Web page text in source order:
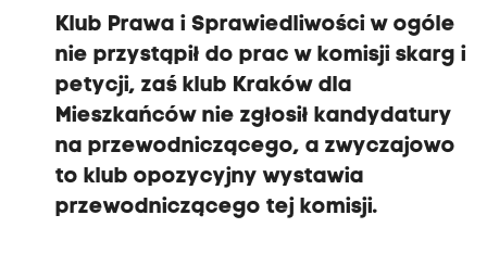
Klub Prawa i Sprawiedliwości w ogóle
nie przystąpił do prac w komisji skarg i
petycji, zaś klub Kraków dla
Mieszkańców nie zgłosił kandydatury
na przewodniczącego, a zwyczajowo
to klub opozycyjny wystawia
przewodniczącego tej komisji.